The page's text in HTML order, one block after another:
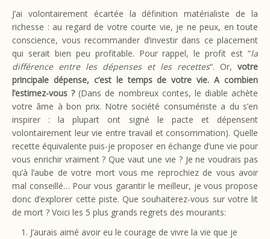
J’ai volontairement écartée la définition matérialiste de la
richesse : au regard de votre courte vie, je ne peux, en toute
conscience, vous recommander d’investir dans ce placement
qui serait bien peu profitable. Pour rappel, le profit est “la
différence entre les dépenses et les recettes“. Or, votre
principale dépense, c’est le temps de votre vie. A combien
l’estimez-vous ?(Dans de nombreux contes, le diable achète
votre âme à bon prix. Notre société consumériste a du s’en
inspirer : la plupart ont signé le pacte et dépensent
volontairement leur vie entre travail et consommation). Quelle
recette équivalente puis-je proposer en échange d’une vie pour
vous enrichir vraiment ? Que vaut une vie ? Je ne voudrais pas
qu’à l’aube de votre mort vous me reprochiez de vous avoir
mal conseillé… Pour vous garantir le meilleur, je vous propose
donc d’explorer cette piste. Que souhaiterez-vous sur votre lit
de mort ? Voici les 5 plus grands regrets des mourants:
J’aurais aimé avoir eu le courage de vivre la vie que je